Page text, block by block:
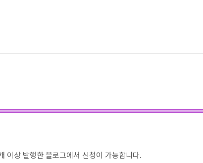
이상 발행한 블로그에서 신청이 가능합니다.